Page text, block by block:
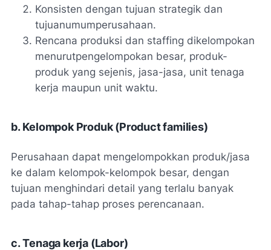
Konsisten dengan tujuan strategik dan
tujuanumumperusahaan.
Rencana produksi dan staffing dikelompokan
menurutpengelompokan besar, produk-
produk yang sejenis, jasa-jasa, unit tenaga
kerja maupun unit waktu.
b. Kelompok Produk (Product families)
Perusahaan dapat mengelompokkan produk/jasa
ke dalam kelompok-kelompok besar, dengan
tujuan menghindari detail yang terlalu banyak
pada tahap-tahap proses perencanaan.
c. Tenaga kerja (Labor)